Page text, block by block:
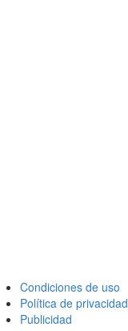
Condiciones de uso
Política de privacidad
Publicidad